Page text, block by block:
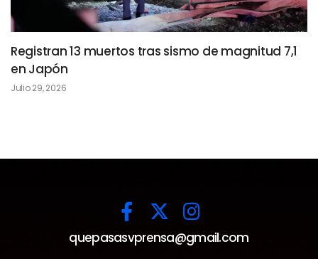
Registran 13 muertos tras sismo de magnitud 7,1
en Japón
Julio 29, 2026
quepasasvprensa@gmail.com